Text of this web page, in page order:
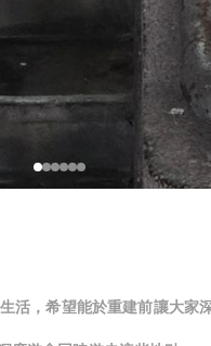
，希望能於重建前讓大家